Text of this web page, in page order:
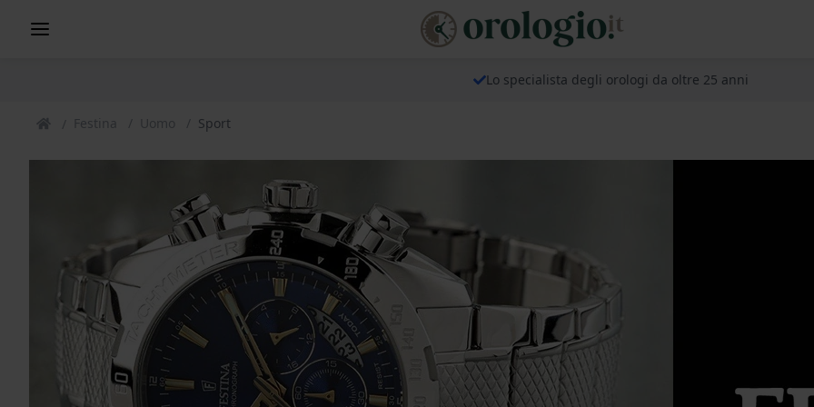
Lo specialista degli orologi da oltre 25 anni
Festina Uomo Sport